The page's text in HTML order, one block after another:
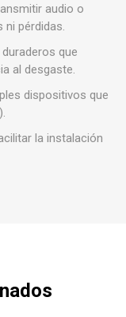
audio o
ni pérdidas.
que
al desgaste.
dispositivos que
la instalación